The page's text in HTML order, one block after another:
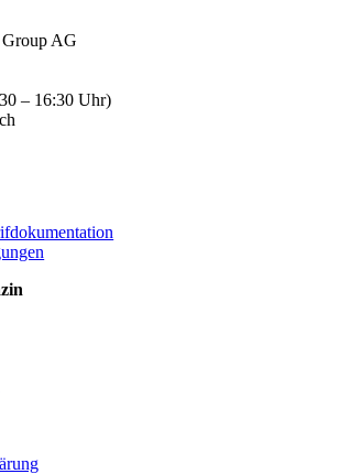
AG
– 16:30 Uhr)